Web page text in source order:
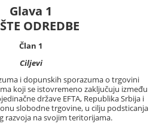
Glava 1
ODREDBE
Član 1
Ciljevi
i dopunskih sporazuma o trgovini
koji se istovremeno zaključuju između
države EFTA, Republika Srbija i
slobodne trgovine, u cilju podsticanja
razvoja na svojim teritorijama.